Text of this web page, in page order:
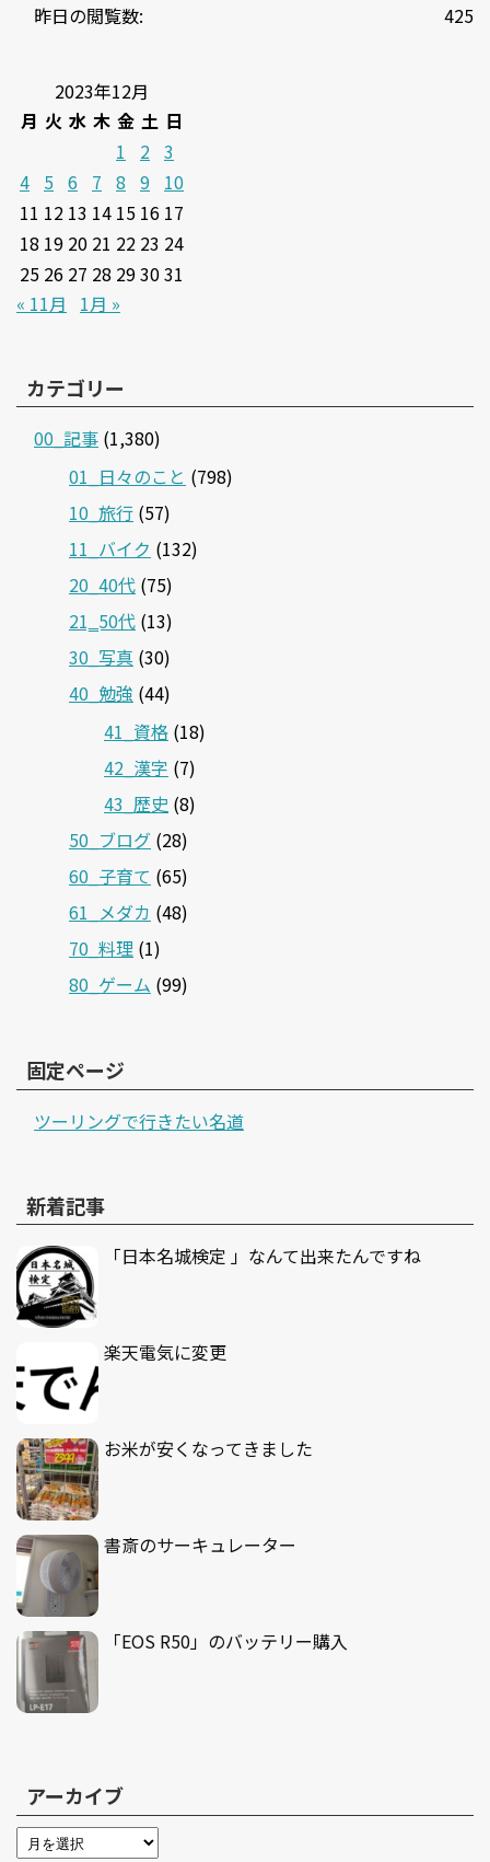
425
昨日の閲覧数:
2023年12月
月 火 水 木 金 土 日
1
2 3
4 5 6 7 8 9 10
11 12 13 14 15 16 17
18 19 20 21 22 23 24
25 26 27 28 293031
« 11月
1月 »
カテゴリー
00_記事 (1,380)
01_日々のこと (798)
10_旅行 (57)
11_バイク (132)
20_40代 (75)
21‗50代 (13)
30_写真 (30)
40_勉強 (44)
41_資格 (18)
42_漢字 (7)
43_歴史 (8)
50_ブログ (28)
60_子育て (65)
61_メダカ (48)
70_料理 (1)
80_ゲーム (99)
固定ページ
ツーリングで行きたい名道
新着記事
「日本名城検定 」なんて出来たんですね
楽天電気に変更
お米が安くなってきました
書斎のサーキュレーター
「EOS R50」のバッテリー購入
アーカイブ